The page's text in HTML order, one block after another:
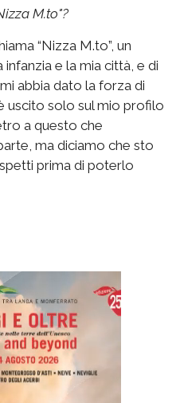
M.to"?
“Nizza M.to”, un
e la mia città, e di
abbia dato la forza di
uscito solo sul mio profilo
a questo che
ma diciamo che sto
prima di poterlo